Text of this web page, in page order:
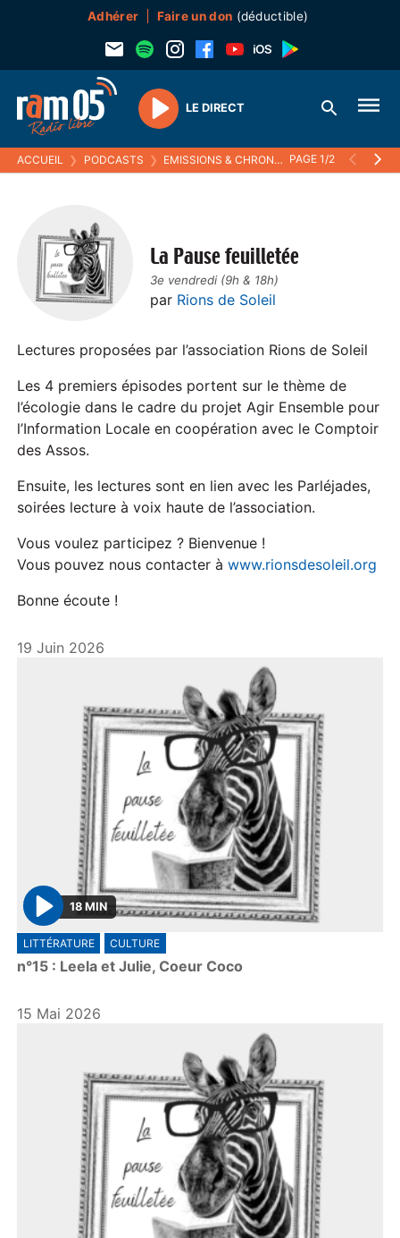
Adhérer Faire un don (déductible)
Play
LE DIRECT
ACCUEIL ❯ PODCASTS ❯ EMISSIONS & CHRONIQUES ❯ LA PAUSE
PAGE 1/2
La Pause feuilletée
3e vendredi (9h & 18h)
par Rions de Soleil
Lectures proposées par l’association Rions de Soleil
Les 4 premiers épisodes portent sur le thème de
l’écologie dans le cadre du projet Agir Ensemble pour
l’Information Locale en coopération avec le Comptoir
des Assos.
Ensuite, les lectures sont en lien avec les Parléjades,
soirées lecture à voix haute de l’association.
Vous voulez participez ? Bienvenue !
Vous pouvez nous contacter àwww.rionsdesoleil.org
Bonne écoute !
19 Juin 2026
P
l
a
18 MIN
LITTÉRATURE CULTURE
n°15 : Leela et Julie, Coeur Coco
15 Mai 2026